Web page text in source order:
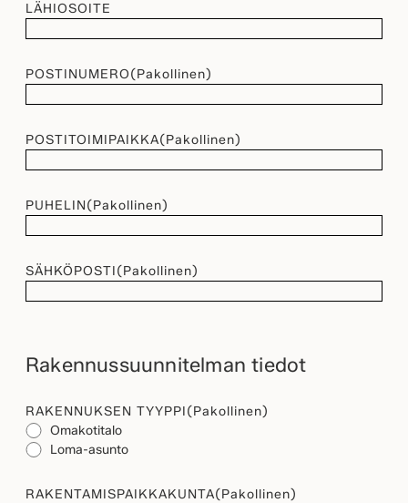
LÄHIOSOITE
POSTINUMERO(Pakollinen)
POSTITOIMIPAIKKA(Pakollinen)
PUHELIN(Pakollinen)
SÄHKÖPOSTI(Pakollinen)
Rakennussuunnitelman tiedot
RAKENNUKSEN TYYPPI(Pakollinen)
Omakotitalo
Loma-asunto
RAKENTAMISPAIKKAKUNTA(Pakollinen)